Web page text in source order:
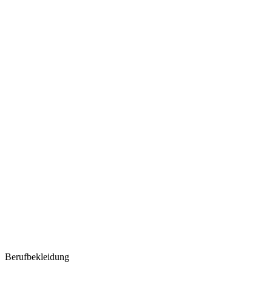
Berufbekleidung